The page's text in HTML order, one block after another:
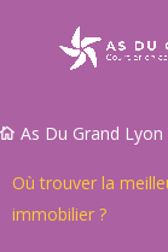
 As Du Grand Lyon
Où trouver la
immobilier ?